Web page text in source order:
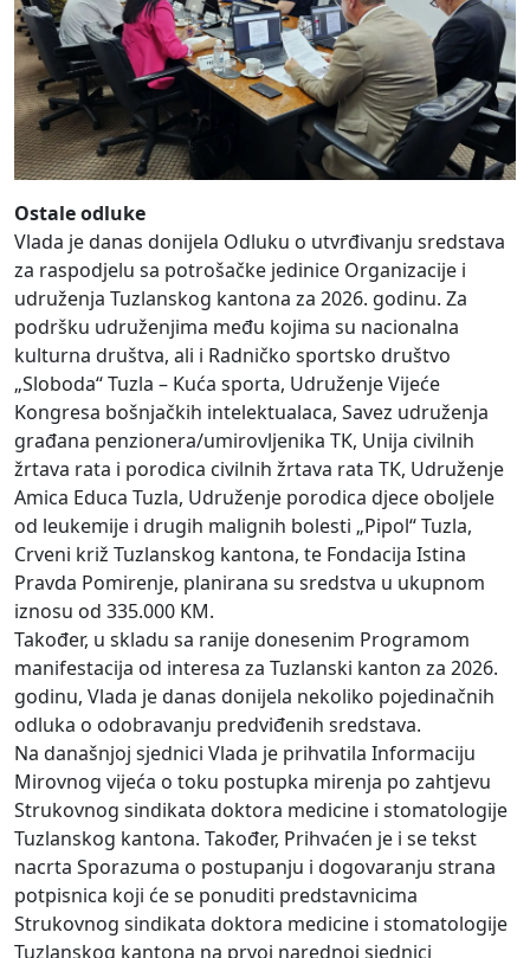
Ostale odluke
Vlada je danas donijela Odluku o utvrđivanju sredstava
za raspodjelu sa potrošačke jedinice Organizacije i
udruženja Tuzlanskog kantona za 2026. godinu. Za
podršku udruženjima među kojima su nacionalna
kulturna društva, ali i Radničko sportsko društvo
„Sloboda“ Tuzla – Kuća sporta, Udruženje Vijeće
Kongresa bošnjačkih intelektualaca, Savez udruženja
građana penzionera/umirovljenika TK, Unija civilnih
žrtava rata i porodica civilnih žrtava rata TK, Udruženje
Amica Educa Tuzla, Udruženje porodica djece oboljele
od leukemije i drugih malignih bolesti „Pipol“ Tuzla,
Crveni križ Tuzlanskog kantona, te Fondacija Istina
Pravda Pomirenje, planirana su sredstva u ukupnom
iznosu od 335.000 KM.
Također, u skladu sa ranije donesenim Programom
manifestacija od interesa za Tuzlanski kanton za 2026.
godinu, Vlada je danas donijela nekoliko pojedinačnih
odluka o odobravanju predviđenih sredstava.
Na današnjoj sjednici Vlada je prihvatila Informaciju
Mirovnog vijeća o toku postupka mirenja po zahtjevu
Strukovnog sindikata doktora medicine i stomatologije
Tuzlanskog kantona. Također, Prihvaćen je i se tekst
nacrta Sporazuma o postupanju i dogovaranju strana
potpisnica koji će se ponuditi predstavnicima
Strukovnog sindikata doktora medicine i stomatologije
Tuzlanskog kantona na prvoj narednoj sjednici